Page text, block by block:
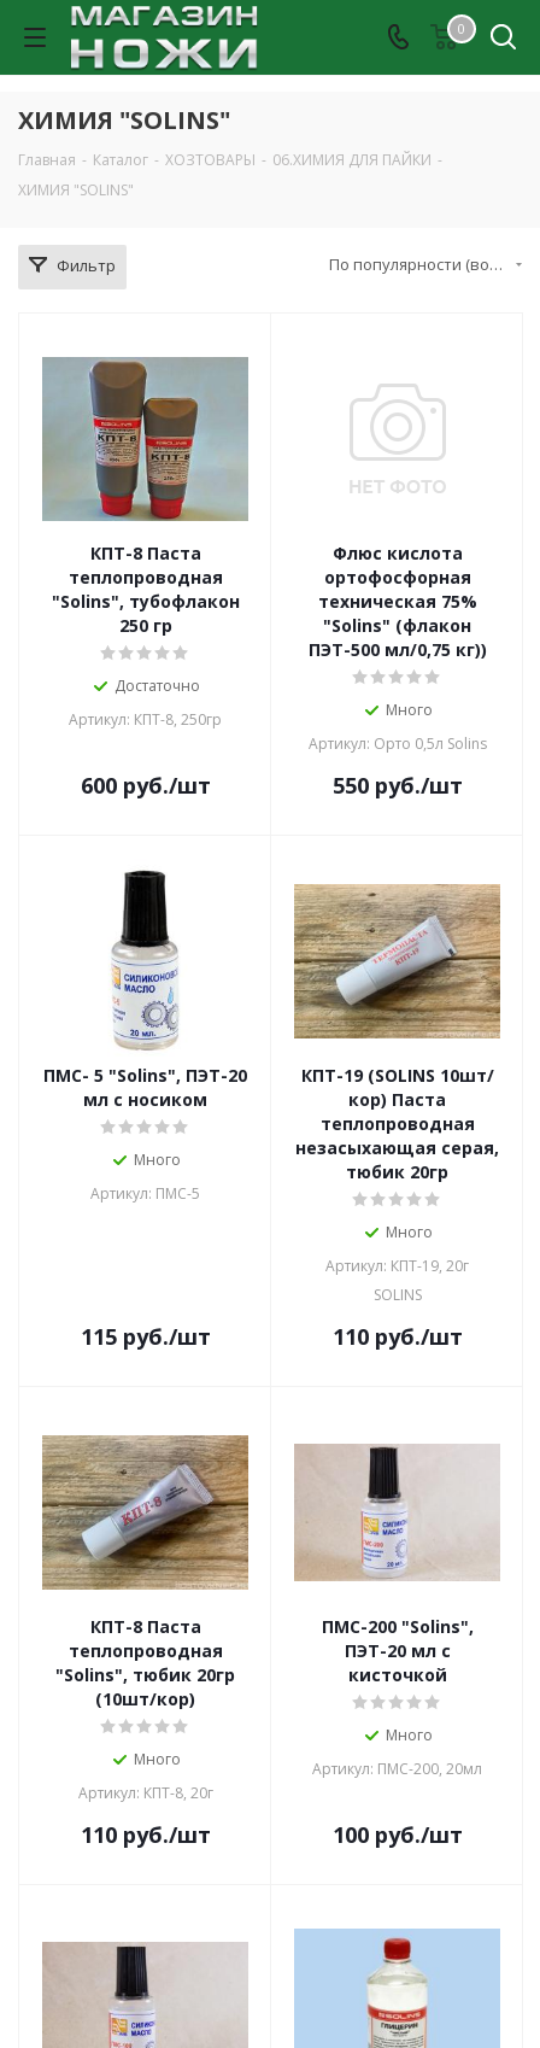
0
ХИМИЯ "SOLINS"
Главная - Каталог - ХОЗТОВАРЫ - 06.ХИМИЯ ДЛЯ ПАЙКИ -
ХИМИЯ "SOLINS"
Фильтр По популярности (возрастание)
КПТ-8 Паста
теплопроводная
"Solins", тубофлакон
250 гр
Достаточно
Артикул: КПТ-8, 250гр
600руб./шт
Флюс кислота
ортофосфорная
техническая 75%
"Solins" (флакон
ПЭТ-500 мл/0,75 кг))
Много
Артикул: Орто 0,5л Solins
550руб./шт
ПМС- 5 "Solins", ПЭТ-20
мл с носиком
Много
Артикул: ПМС-5
115руб./шт
КПТ-19 (SOLINS 10шт/
кор) Паста
теплопроводная
незасыхающая серая,
тюбик 20гр
Много
Артикул: КПТ-19, 20г
SOLINS
110руб./шт
КПТ-8 Паста
теплопроводная
"Solins", тюбик 20гр
(10шт/кор)
Много
Артикул: КПТ-8, 20г
110руб./шт
ПМС-200 "Solins",
ПЭТ-20 мл с
кисточкой
Много
Артикул: ПМС-200, 20мл
100руб./шт